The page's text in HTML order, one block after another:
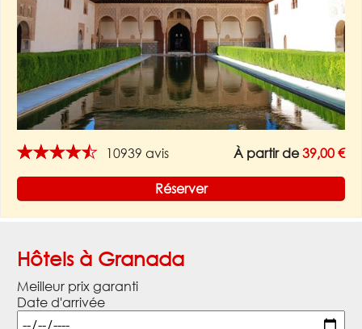
★★★★★ 10939 avis À partir de39,00 €
Réserver
Hôtels à Granada
Meilleur prix garanti
Date d'arrivée